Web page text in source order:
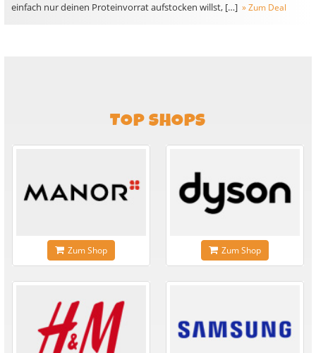
einfach nur deinen Proteinvorrat aufstocken willst, […] » Zum Deal
TOP SHOPS
Zum Shop Zum Shop